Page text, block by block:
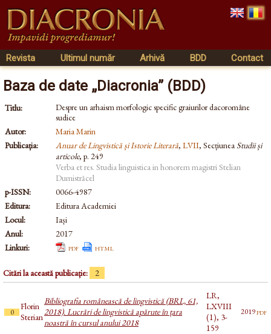
Revista Ultimul număr Arhivă BDD Contact
Baza de date „Diacronia” (BDD)
Titlu:
Despre un arhaism morfologic specific graiurilor dacoromâne
sudice
Autor:
Maria Marin
Publicația:
Anuar de Lingvistică și Istorie Literară, LVII, SecțiuneaStudii și
articole, p. 249
Verba et res. Studia linguistica in honorem magistri Stelian
Dumistrăcel
p-ISSN:
0066-4987
Editura:
Editura Academiei
Locul:
Iași
Anul:
2017
Linkuri:
pdf html
Citări la această publicație: 2
0
Florin
Sterian
Bibliografia românească de lingvistică (BRL, 61,
2018). Lucrări de lingvistică apărute în țara
noastră în cursul anului 2018
LR,
LXVIII
(1), 3-
159
2019pdf